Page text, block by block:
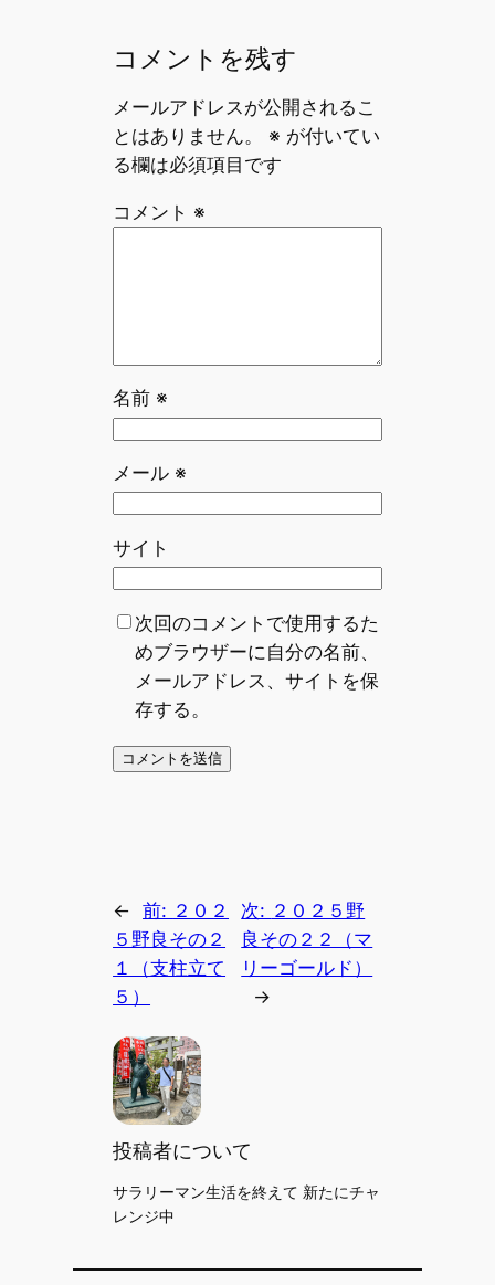
コメントを残す
メールアドレスが公開されるこ
とはありません。
※ が付いてい
る欄は必須項目です
コメント ※
名前 ※
メール ※
サイト
次回のコメントで使用するた
めブラウザーに自分の名前、
メールアドレス、サイトを保
存する。
← 前: ２０２
５野良その２
１（支柱立て
５）
次: ２０２５野
良その２２（マ
リーゴールド）
→
投稿者について
サラリーマン生活を終えて 新たにチャ
レンジ中